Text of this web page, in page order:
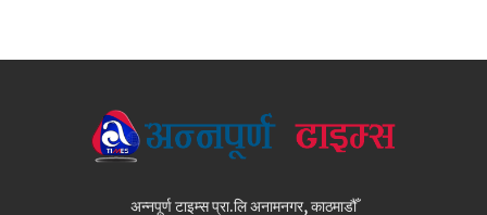
अन्नपूर्ण टाइम्स प्रा.लि अनामनगर, काठमाडौँ